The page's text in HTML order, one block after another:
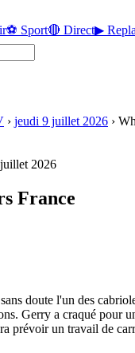
⚽ Sport🔴 Direct▶
› jeudi 9 juillet 2026 ›
2026
France
doute l'un des
Gerry a craqué pour
prévoir un travail de